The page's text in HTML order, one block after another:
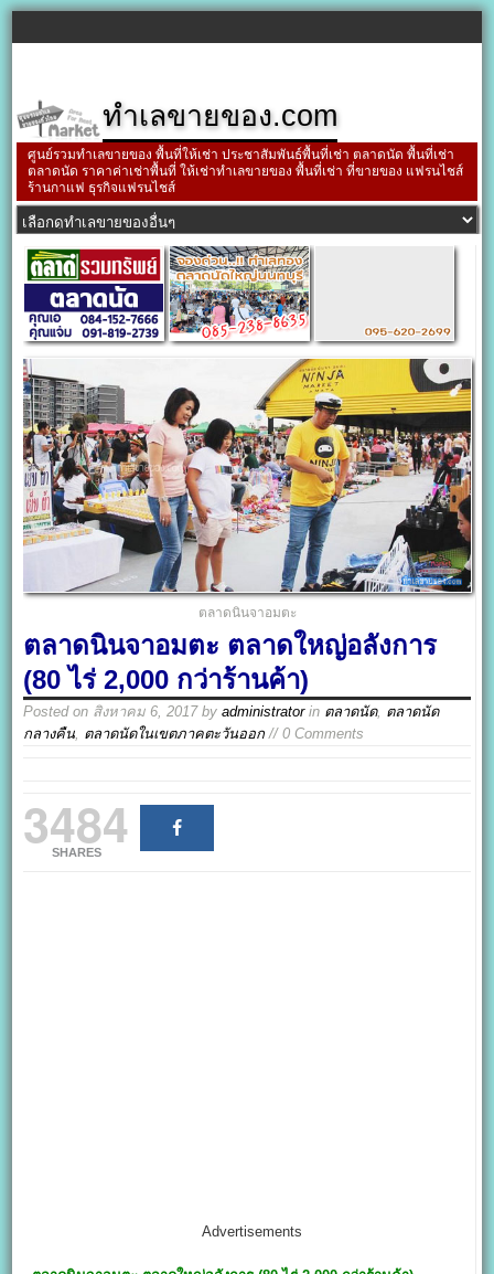
ทำเลขายของ.com
ศูนย์รวมทำเลขายของ พื้นที่ให้เช่า ประชาสัมพันธ์พื้นที่เช่า ตลาดนัด พื้นที่เช่า
ตลาดนัด ราคาค่าเช่าพื้นที่ ให้เช่าทำเลขายของ พื้นที่เช่า ที่ขายของ แฟรนไชส์
ร้านกาแฟ ธุรกิจแฟรนไชส์
ตลาดนินจาอมตะ
ตลาดนินจาอมตะ ตลาดใหญ่อลังการ
(80 ไร่ 2,000 กว่าร้านค้า)
Posted on สิงหาคม 6, 2017byadministratorin ตลาดนัด, ตลาดนัด
กลางคืน, ตลาดนัดในเขตภาคตะวันออก // 0 Comments
3484
SHARES
Advertisements